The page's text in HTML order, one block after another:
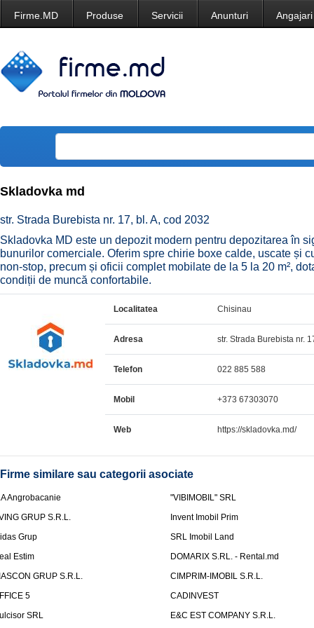
Firme.MD Produse Servicii Anunturi Angajari
Skladovka md
str. Strada Burebista nr. 17, bl. A, cod 2032
Skladovka MD este un depozit modern pentru depozitarea în
bunurilor comerciale. Oferim spre chirie boxe calde, uscate și
non-stop, precum și oficii complet mobilate de la 5 la 20 m²,
condiții de muncă confortabile.
Localitatea Chisinau
Adresa str. Strada Burebista nr.
Telefon 022 885 588
Mobil +373 67303070
Web https://skladovka.md/
Firme similare sau categorii asociate
Angrobacanie
"VIBIMOBIL" SRL
GRUP S.R.L.
Invent Imobil Prim
Grup
SRL Imobil Land
Estim
DOMARIX S.RL. - Rental.md
GRUP S.R.L.
CIMPRIM-IMOBIL S.R.L.
5
CADINVEST
SRL
E&C EST COMPANY S.R.L.